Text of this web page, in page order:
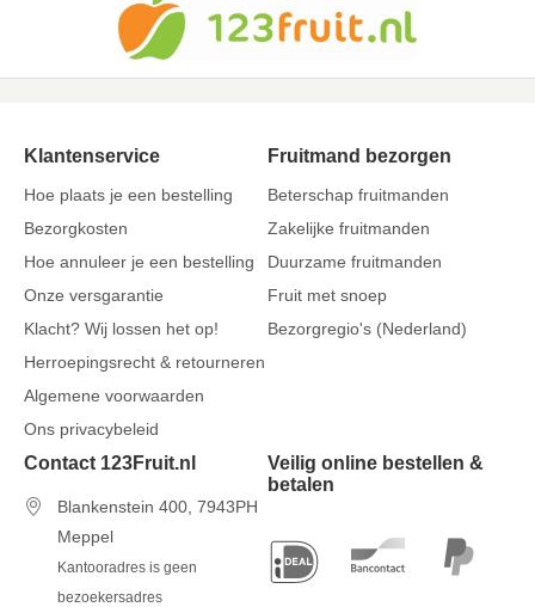
Klantenservice
Hoe plaats je een bestelling
Bezorgkosten
Hoe annuleer je een bestelling
Onze versgarantie
Klacht? Wij lossen het op!
Herroepingsrecht & retourneren
Algemene voorwaarden
Ons privacybeleid
Fruitmand bezorgen
Beterschap fruitmanden
Zakelijke fruitmanden
Duurzame fruitmanden
Fruit met snoep
Bezorgregio's (Nederland)
Contact 123Fruit.nl
Blankenstein 400, 7943PH
Meppel
Kantooradres is geen
bezoekersadres
Veilig online bestellen &
betalen